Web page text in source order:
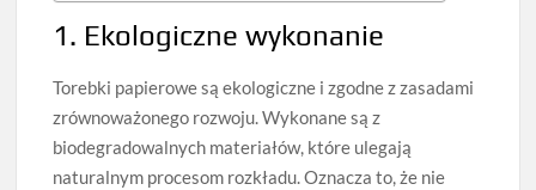
1. Ekologiczne wykonanie
Torebki papierowe są ekologiczne i zgodne z zasadami
zrównoważonego rozwoju. Wykonane są z
biodegradowalnych materiałów, które ulegają
naturalnym procesom rozkładu. Oznacza to, że nie